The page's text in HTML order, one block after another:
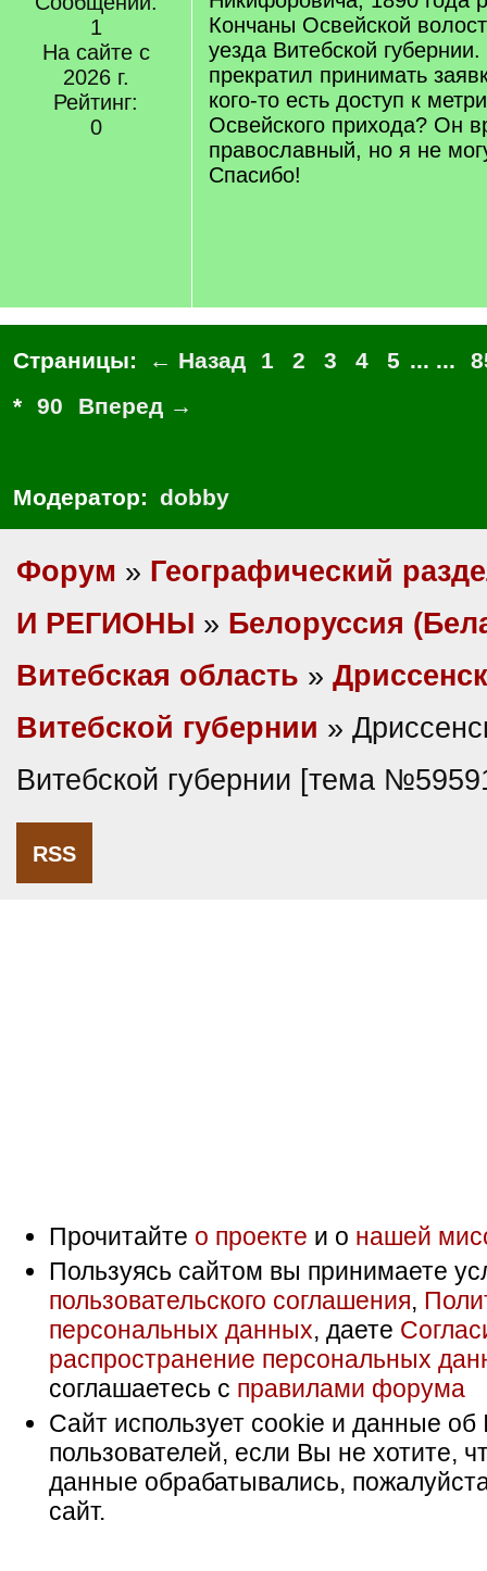
1
На сайте с
2026 г.
Рейтинг:
0
Кончаны Освейской
уезда Витебской
прекратил принимать
кого-то есть доступ к
Освейского прихода? Он
православный, но я не
Спасибо!
Страницы: ← Назад 1 2 3 4 5 ... ...
*
90 Вперед →
Модератор: dobby
Форум » Географический
И РЕГИОНЫ » Белоруссия
Витебская область »
Витебской губернии »
Витебской губернии [тема
RSS
Прочитайте о проекте и о нашей
Пользуясь сайтом вы принимаете
пользовательского соглашения,
персональных данных, даете
распространение персональных
соглашаетесь с правилами форума
Сайт использует cookie и данные об
пользователей, если Вы не хотите,
данные обрабатывались,
сайт.